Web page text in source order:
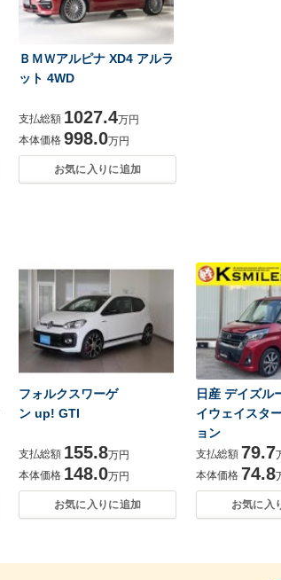
ＢＭＷアルピナ XD4 アルラ
ット 4WD
支払総額 1027.4万円
本体価格 998.0万円
お気に入りに追加
フォルクスワーゲ
ン up! GTI
支払総額 155.8万円
本体価格 148.0万円
お気に入りに追加
日産 デイズル
イウェイスタ
ョン
支払総額 79.7
本体価格 74.8
お気に入